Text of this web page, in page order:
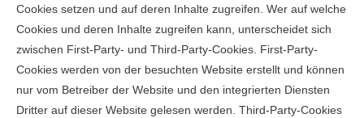
Cookies setzen und auf deren Inhalte zugreifen. Wer auf welche
Cookies und deren Inhalte zugreifen kann, unterscheidet sich
zwischen First-Party- und Third-Party-Cookies. First-Party-
Cookies werden von der besuchten Website erstellt und können
nur vom Betreiber der Website und den integrierten Diensten
Dritter auf dieser Website gelesen werden. Third-Party-Cookies